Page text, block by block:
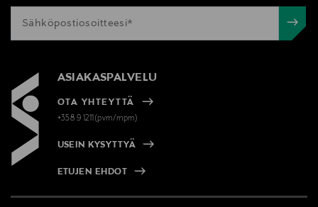
ASIAKASPALVELU
OTA YHTEYTTÄ
+358 9 1211(pvm/mpm)
USEIN KYSYTTYÄ
ETUJEN EHDOT